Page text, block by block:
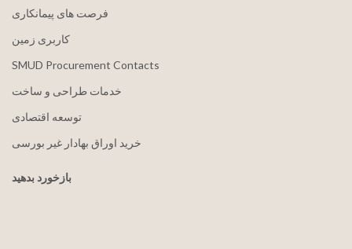
فرصت های پیمانکاری
کاربری زمین
SMUD Procurement Contacts
خدمات طراحی و ساخت
توسعه اقتصادی
خرید اوراق بهادار غیر بورسی
بازخورد بدهید